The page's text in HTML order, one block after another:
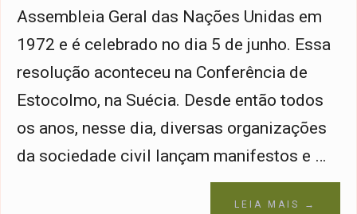
Assembleia Geral das Nações Unidas em
1972 e é celebrado no dia 5 de junho. Essa
resolução aconteceu na Conferência de
Estocolmo, na Suécia. Desde então todos
os anos, nesse dia, diversas organizações
da sociedade civil lançam manifestos e …
LEIA MAIS →